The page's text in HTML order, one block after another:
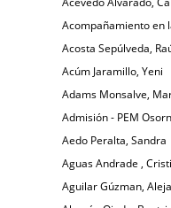
Acompañamiento en
Acosta Sepúlveda,
Acúm Jaramillo, Yeni
Adams Monsalve,
Admisión - PEM
Aedo Peralta, Sandra
Aguas Andrade ,
Aguilar Gúzman,